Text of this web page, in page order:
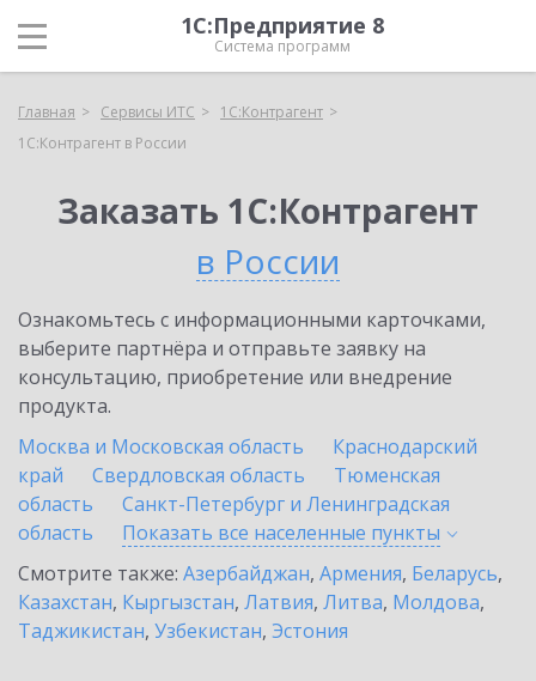
1С:Предприятие 8
Система программ
Главная Сервисы ИТС
1С:Контрагент
1С:Контрагент в России
Заказать 1С:Контрагент
в России
Ознакомьтесь с информационными карточками,
выберите партнёра и отправьте заявку на
консультацию, приобретение или внедрение
продукта.
Москва и Московская область
Краснодарский
край
Свердловская область
Тюменская
область
Санкт-Петербург и Ленинградская
область
Показать все населенные пункты
Смотрите также: Азербайджан, Армения, Беларусь,
Казахстан, Кыргызстан, Латвия, Литва, Молдова,
Таджикистан, Узбекистан, Эстония